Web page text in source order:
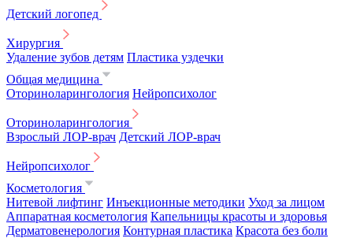
Детский логопед
Хирургия
Удаление зубов детям Пластика уздечки
Общая медицина
Оториноларингология Нейропсихолог
Оториноларингология
Взрослый ЛОР-врач Детский ЛОР-врач
Нейропсихолог
Косметология
Нитевой лифтинг Инъекционные методики Уход за лицом
Аппаратная косметология Капельницы красоты и здоровья
Дерматовенерология Контурная пластика Красота без боли